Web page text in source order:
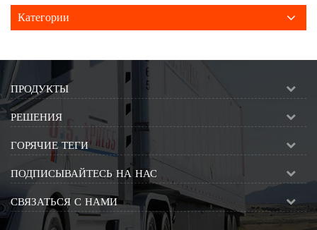
Категории
ПРОДУКТЫ
РЕШЕНИЯ
ГОРЯЧИЕ ТЕГИ
ПОДПИСЫВАЙТЕСЬ НА НАС
СВЯЗАТЬСЯ С НАМИ